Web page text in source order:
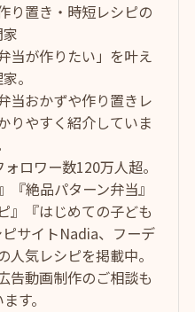
り置き・時短レシピの
当が作りたい」を叶え
。
当おかずや作り置きレ
りやすく紹介していま
ロワー数120万人超。
『絶品パターン弁当』
』『はじめての子ども
サイトNadia、フーデ
気レシピを掲載中。
告動画制作のご相談も
す。